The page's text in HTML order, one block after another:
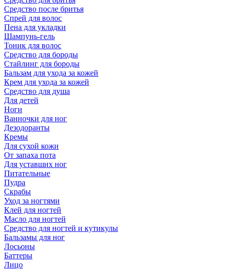
Средство после бритья
Спрей для волос
Пена для укладки
Шампунь-гель
Тоник для волос
Средство для бороды
Стайлинг для бороды
Бальзам для ухода за кожей
Крем для ухода за кожей
Средство для душа
Для детей
Ноги
Ванночки для ног
Дезодоранты
Кремы
Для сухой кожи
От запаха пота
Для уставших ног
Питательные
Пудра
Скрабы
Уход за ногтями
Клей для ногтей
Масло для ногтей
Средство для ногтей и кутикулы
Бальзамы для ног
Лосьоны
Баттеры
Лицо